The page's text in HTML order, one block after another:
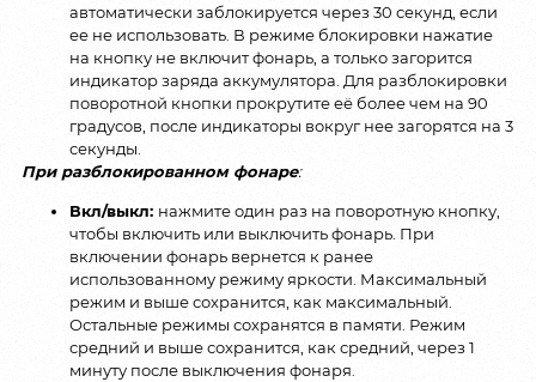
автоматически заблокируется через 30 секунд, если
ее не использовать. В режиме блокировки нажатие
на кнопку не включит фонарь, а только загорится
индикатор заряда аккумулятора. Для разблокировки
поворотной кнопки прокрутите её более чем на 90
градусов, после индикаторы вокруг нее загорятся на 3
секунды.
При разблокированном фонаре:
Вкл/выкл: нажмите один раз на поворотную кнопку,
чтобы включить или выключить фонарь. При
включении фонарь вернется к ранее
использованному режиму яркости. Максимальный
режим и выше сохранится, как максимальный.
Остальные режимы сохранятся в памяти. Режим
средний и выше сохранится, как средний, через 1
минуту после выключения фонаря.